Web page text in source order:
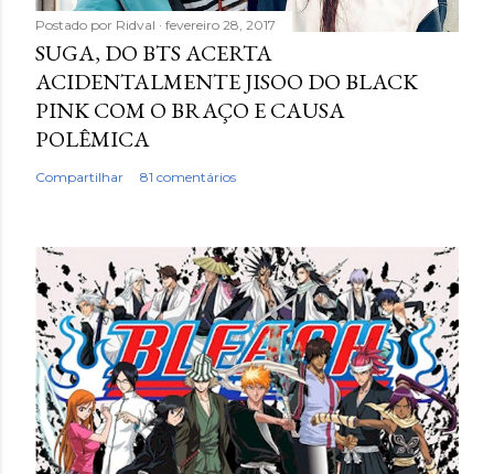
Postado por Ridval fevereiro 28, 2017
SUGA, DO BTS ACERTA
ACIDENTALMENTE JISOO DO BLACK
PINK COM O BRAÇO E CAUSA
POLÊMICA
Compartilhar 81 comentários